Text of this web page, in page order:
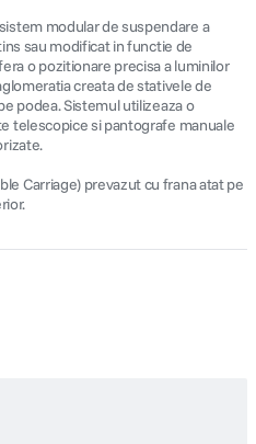
modular de suspendare a
sau modificat in functie de
o pozitionare precisa a luminilor
creata de stativele de
podea. Sistemul utilizeaza o
telescopice si pantografe manuale
Carriage) prevazut cu frana atat pe